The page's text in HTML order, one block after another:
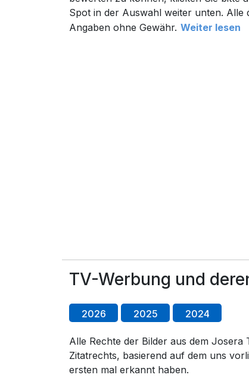
Spot in der Auswahl weiter unten. Alle
Angaben ohne Gewähr. Weiter lesen
TV-Werbung und
2026 2025 2024
Alle Rechte der Bilder aus dem Josera
Zitatrechts, basierend auf dem uns
ersten mal erkannt haben.